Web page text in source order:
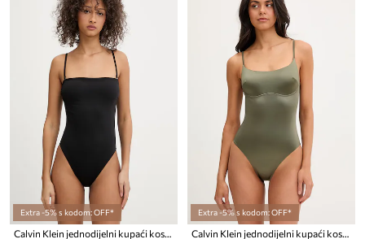
Extra -5% s kodom: OFF* Extra -5% s kodom: OFF*